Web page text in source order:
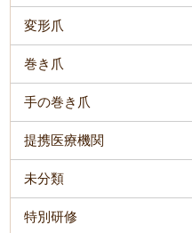
変形爪
巻き爪
手の巻き爪
提携医療機関
未分類
特別研修